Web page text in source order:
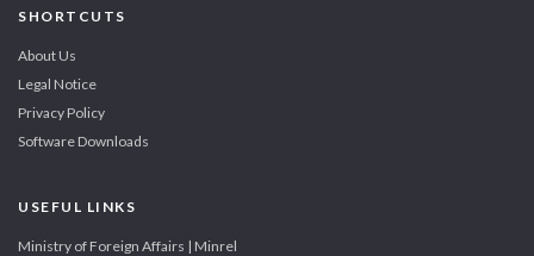
SHORTCUTS
About Us
Legal Notice
Privacy Policy
Software Downloads
USEFUL LINKS
Ministry of Foreign Affairs | Minrel